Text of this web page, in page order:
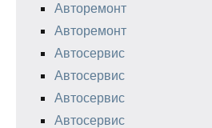
Авторемонт
Авторемонт
Автосервис
Автосервис
Автосервис
Автосервис